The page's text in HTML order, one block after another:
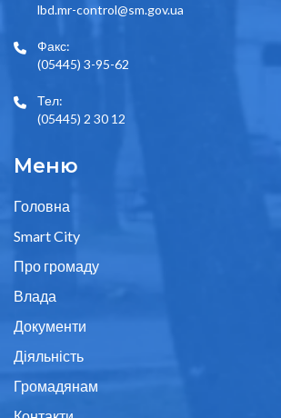
lbd.mr-control@sm.gov.ua
Факс:
(05445) 3-95-62
Тел:
(05445) 2 30 12
Меню
Головна
Smart City
Про громаду
Влада
Документи
Діяльність
Громадянам